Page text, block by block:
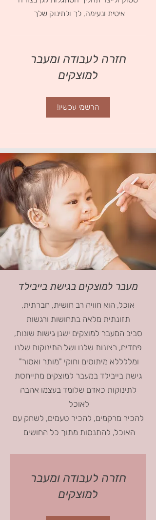
איטית ונעימה, לך ולתינוק שלך
חזרה לעבודה ומעבר
למוצקים
הרשמי עכשיו!
מעבר למוצקים בגישת בייבילד
אוכל, הוא חוויה רב חושית, חברתית,
תזונתית מלאה בתחושות ורגשות
סביב המעבר למוצקים ישנן גישות שונות,
פחדים, רצונות שלנו ושל התינוקות שלנו
ומללללא מיתוסים וחוקי "מותר ואסור"
גישת בייבילד במעבר למוצקים מתייחסת
לתינוקות כאדם שלומד בעצמו אהבה
לאוכל
להכיר מרקמים, להכיר טעמים, לשחק עם
האוכל, להתנסות מתוך כל החושים
חזרה לעבודה ומעבר
למוצקים